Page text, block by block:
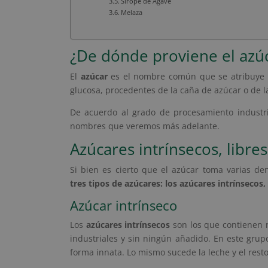
Melaza
¿De dónde proviene el
El azúcares el nombre común que se atribuye
glucosa, procedentes de la caña de azúcar o de
De acuerdo al grado de procesamiento
nombres que veremos más adelante.
Azúcares intrínsecos,
Si bien es cierto que el azúcar toma varias
tres tipos de azúcares: los azúcares
Azúcar intrínseco
Los azúcares intrínsecos son los que contienen
industriales y sin ningún añadido. En este
forma innata. Lo mismo sucede la leche y el